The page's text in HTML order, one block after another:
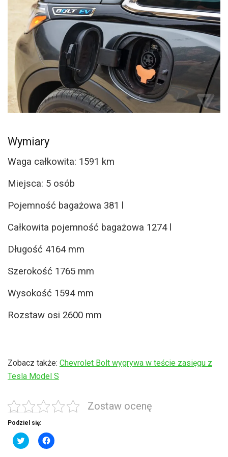
Wymiary
Waga całkowita: 1591 km
Miejsca: 5 osób
Pojemność bagażowa 381 l
Całkowita pojemność bagażowa 1274 l
Długość 4164 mm
Szerokość 1765 mm
Wysokość 1594 mm
Rozstaw osi 2600 mm
Zobacz także: Chevrolet Bolt wygrywa w teście zasięgu z
Tesla Model S
Zostaw ocenę
Podziel się:
C
l
C
l